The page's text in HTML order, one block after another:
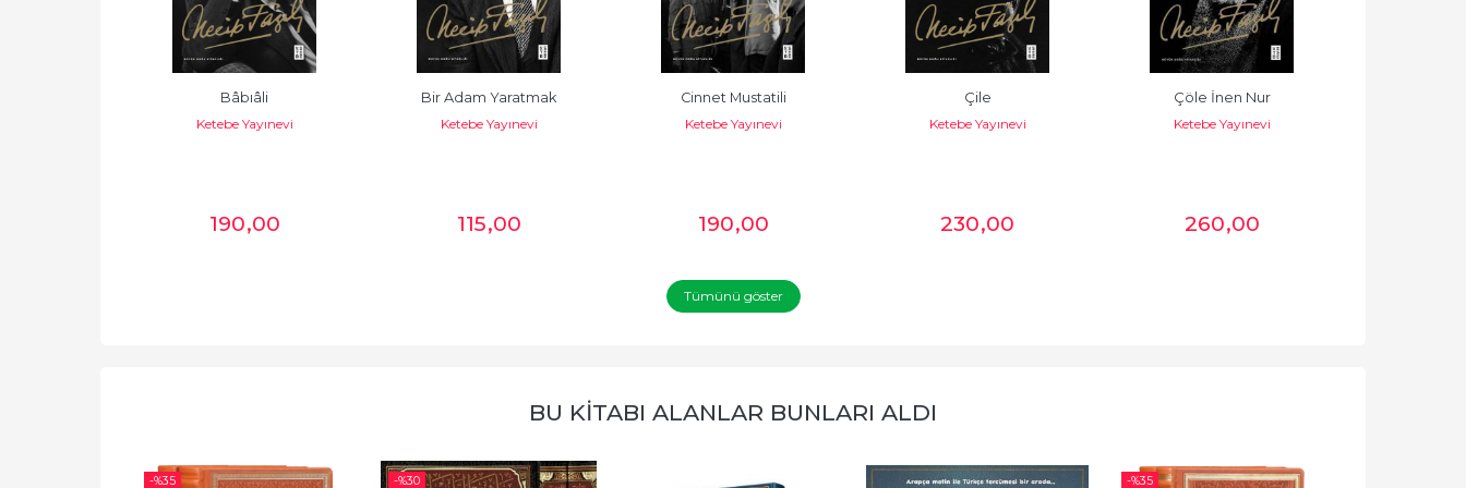
Bâbıâli
Ketebe Yayınevi
190,00
Bir Adam Yaratmak
Ketebe Yayınevi
115,00
Cinnet Mustatili
Ketebe Yayınevi
190,00
Çile
Ketebe Yayınevi
230,00
Çöle İnen Nur
Ketebe Yayınevi
260,00
Tümünü göster
BU KITABI ALANLAR BUNLARI ALDI
-%35 -%30 -%35